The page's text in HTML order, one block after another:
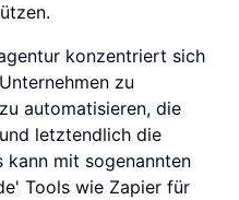
konzentriert sich
zu
automatisieren, die
letztendlich die
kann mit sogenannten
Tools wie Zapier für